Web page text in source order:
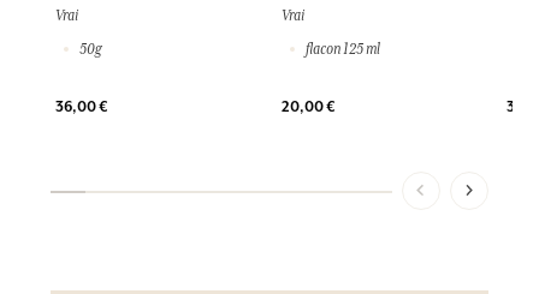
Vrai
50g
36,00 €
Vrai
flacon 125 ml
20,00 €